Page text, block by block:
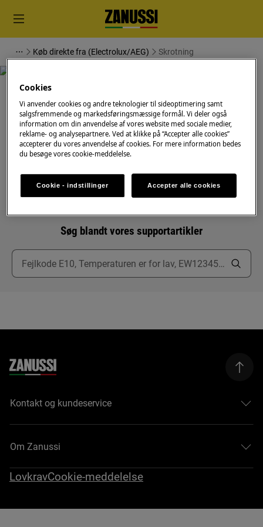
Køb direkte fra (Electrolux/AEG) Skrotning
Support til Skrotning
Søg blandt vores supportartikler
Kontakt og kundeservice
Om Zanussi
LovkravCookie-meddelelse
Cookies
Vi anvender cookies og andre teknologier til sideoptimering samt
salgsfremmende og markedsføringsmæssige formål. Vi deler også
information om din anvendelse af vores website med sociale medier,
reklame- og analysepartnere. Ved at klikke på “Accepter alle cookies”
accepterer du vores anvendelse af cookies. For mere information bedes
du besøge vores cookie-meddelelse.
Cookie - indstillinger Accepter alle cookies